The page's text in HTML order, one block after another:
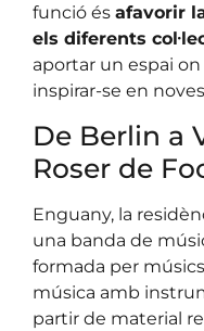
funció és afavorir
els diferents
aportar un espai
inspirar-se en
De Berlin a
Roser de
Enguany, la
una banda de
formada per
música amb
partir de material